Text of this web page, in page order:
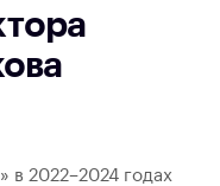
в 2022–2024 годах